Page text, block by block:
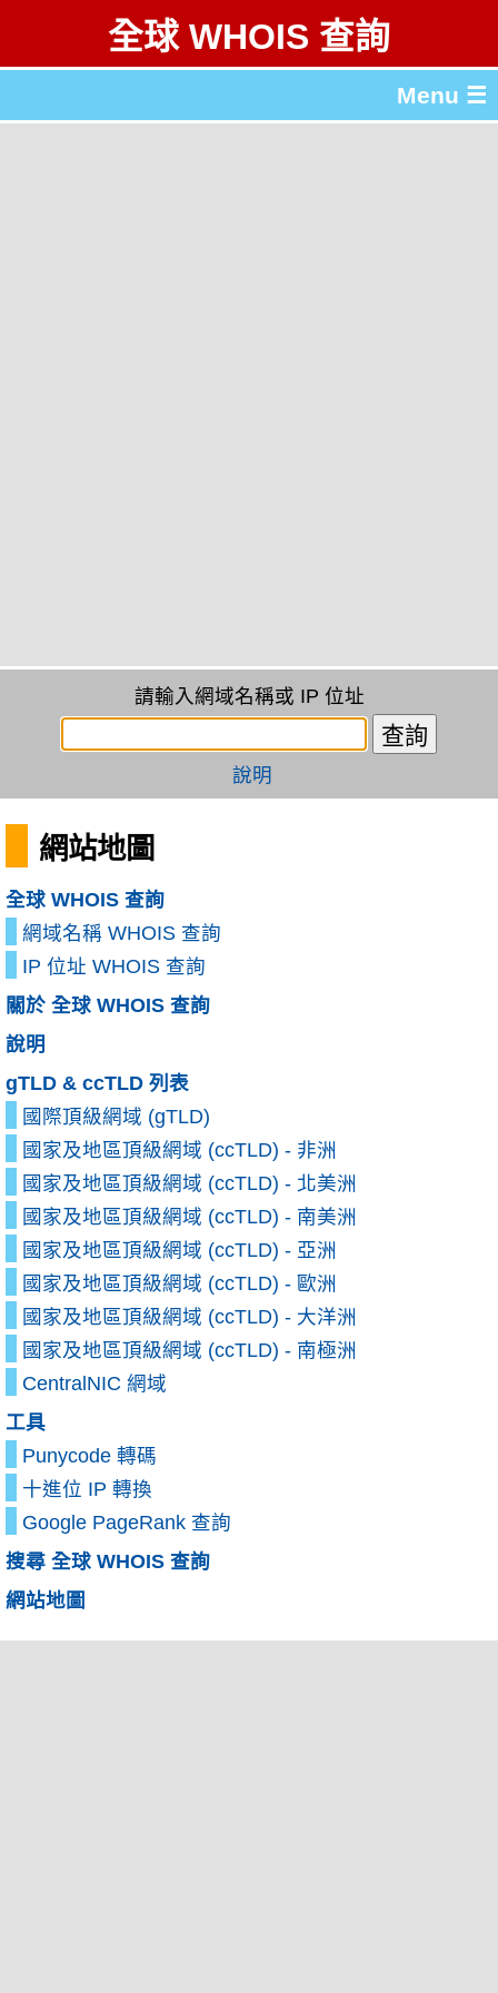
全球 WHOIS 查詢
Menu ☰
請輸入網域名稱或 IP 位址
說明
網站地圖
全球 WHOIS 查詢
網域名稱 WHOIS 查詢
IP 位址 WHOIS 查詢
關於 全球 WHOIS 查詢
說明
gTLD & ccTLD 列表
國際頂級網域 (gTLD)
國家及地區頂級網域 (ccTLD) - 非洲
國家及地區頂級網域 (ccTLD) - 北美洲
國家及地區頂級網域 (ccTLD) - 南美洲
國家及地區頂級網域 (ccTLD) - 亞洲
國家及地區頂級網域 (ccTLD) - 歐洲
國家及地區頂級網域 (ccTLD) - 大洋洲
國家及地區頂級網域 (ccTLD) - 南極洲
CentralNIC 網域
工具
Punycode 轉碼
十進位 IP 轉換
Google PageRank 查詢
搜尋 全球 WHOIS 查詢
網站地圖